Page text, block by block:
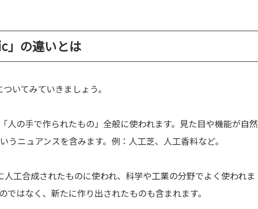
」の違いとは
ついてみていきましょう。
人の手で作られたもの」全般に使われます。見た目や機能が自然
ニュアンスを含みます。例：人工芝、人工香料など。
人工合成されたものに使われ、科学や工業の分野でよく使われま
はなく、新たに作り出されたものも含まれます。